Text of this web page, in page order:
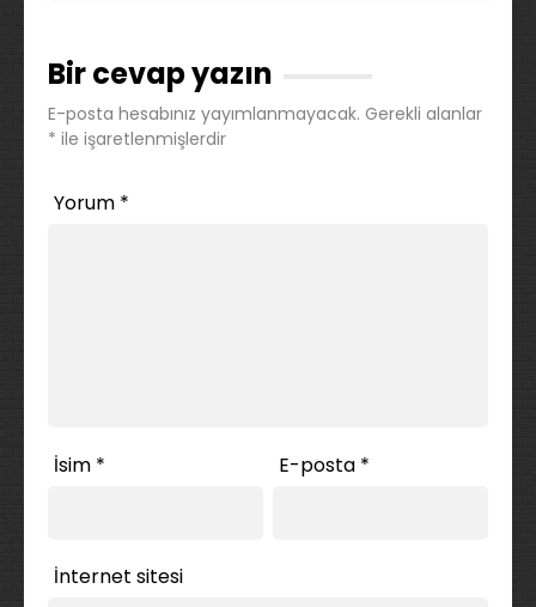
Bir cevap yazın
E-posta hesabınız yayımlanmayacak. Gerekli alanlar
* ile işaretlenmişlerdir
Yorum *
İsim * E-posta *
İnternet sitesi